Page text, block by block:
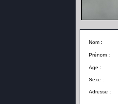
Nom :
Prénom :
Age :
Sexe :
Adresse :